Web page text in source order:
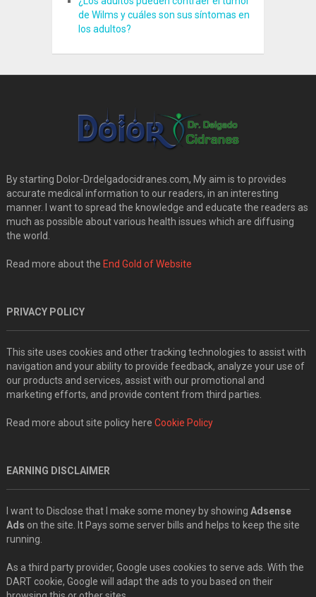
de Wilms y cuáles son sus síntomas en
los adultos?
By starting Dolor-Drdelgadocidranes.com, My aim is to provides
accurate medical information to our readers, in an interesting
manner. I want to spread the knowledge and educate the readers as
much as possible about various health issues which are diffusing
the world.
Read more about the End Gold of Website
PRIVACY POLICY
This site uses cookies and other tracking technologies to assist with
navigation and your ability to provide feedback, analyze your use of
our products and services, assist with our promotional and
marketing efforts, and provide content from third parties.
Read more about site policy here Cookie Policy
EARNING DISCLAIMER
I want to Disclose that I make some money by showing Adsense
Ads on the site. It Pays some server bills and helps to keep the site
running.
As a third party provider, Google uses cookies to serve ads. With the
DART cookie, Google will adapt the ads to you based on their